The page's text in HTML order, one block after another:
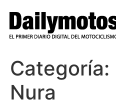
contenido
Categoría:
Nura